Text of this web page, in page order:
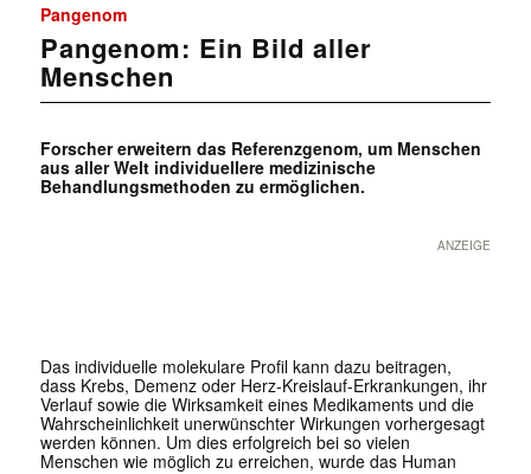
Pangenom
Pangenom: Ein Bild aller
Menschen
Forscher erweitern das Referenzgenom, um Menschen
aus aller Welt individuellere medizinische
Behandlungsmethoden zu ermöglichen.
ANZEIGE
Das individuelle molekulare Profil kann dazu beitragen,
dass Krebs, Demenz oder Herz-Kreislauf-Erkrankungen, ihr
Verlauf sowie die Wirksamkeit eines Medikaments und die
Wahrscheinlichkeit unerwünschter Wirkungen vorhergesagt
werden können. Um dies erfolgreich bei so vielen
Menschen wie möglich zu erreichen, wurde das Human